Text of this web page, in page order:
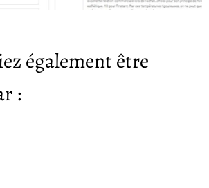
également être
: